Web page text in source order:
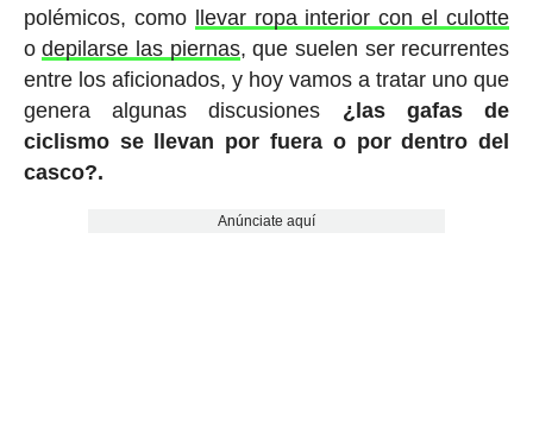
polémicos, como llevar ropa interior con el culotte
odepilarse las piernas, que suelen ser recurrentes
entre los aficionados, y hoy vamos a tratar uno que
genera algunas discusiones ¿las gafas de
ciclismo se llevan por fuera o por dentro del
casco?.
Anúnciate aquí